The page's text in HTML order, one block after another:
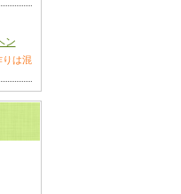
ン
は混